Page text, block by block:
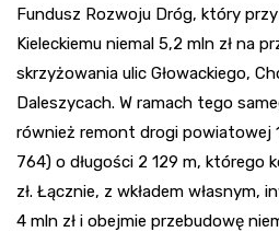
Fundusz Rozwoju Dróg, który
Kieleckiemu niemal 5,2 mln zł na
skrzyżowania ulic Głowackiego,
Daleszycach. W ramach tego
również remont drogi powiatowej
764) o długości 2 129 m, którego
zł. Łącznie, z wkładem własnym,
4 mln zł i obejmie przebudowę